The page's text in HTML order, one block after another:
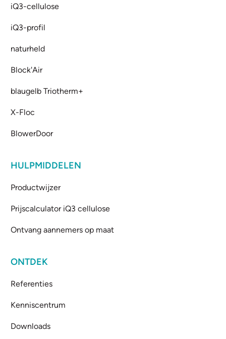
iQ3-cellulose
iQ3-profil
naturheld
Block'Air
blaugelb Triotherm+
X-Floc
BlowerDoor
HULPMIDDELEN
Productwijzer
Prijscalculator iQ3 cellulose
Ontvang aannemers op maat
ONTDEK
Referenties
Kenniscentrum
Downloads